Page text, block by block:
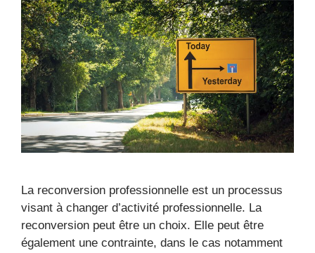
La reconversion professionnelle est un processus
visant à changer d’activité professionnelle. La
reconversion peut être un choix. Elle peut être
également une contrainte, dans le cas notamment